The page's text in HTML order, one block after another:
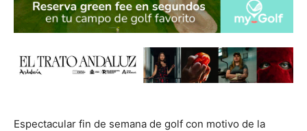
Espectacular fin de semana de golf con motivo de la